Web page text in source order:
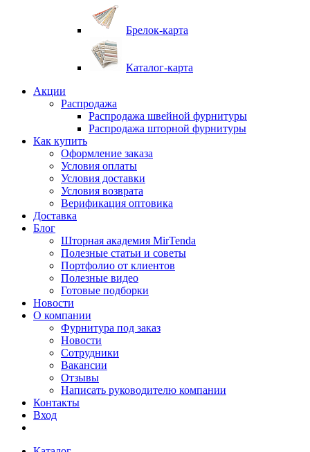
Брелок-карта
Каталог-карта
Акции
Распродажа
Распродажа швейной фурнитуры
Распродажа шторной фурнитуры
Как купить
Оформление заказа
Условия оплаты
Условия доставки
Условия возврата
Верификация оптовика
Доставка
Блог
Шторная академия MirTenda
Полезные статьи и советы
Портфолио от клиентов
Полезные видео
Готовые подборки
Новости
О компании
Фурнитура под заказ
Новости
Сотрудники
Вакансии
Отзывы
Написать руководителю компании
Контакты
Вход